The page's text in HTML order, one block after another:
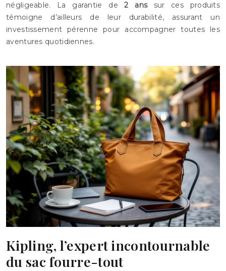
négligeable. La garantie de2 anssur ces produits
témoigne d’ailleurs de leur durabilité, assurant un
investissement pérenne pour accompagner toutes les
aventures quotidiennes.
Kipling, l’expert incontournable
du sac fourre-tout